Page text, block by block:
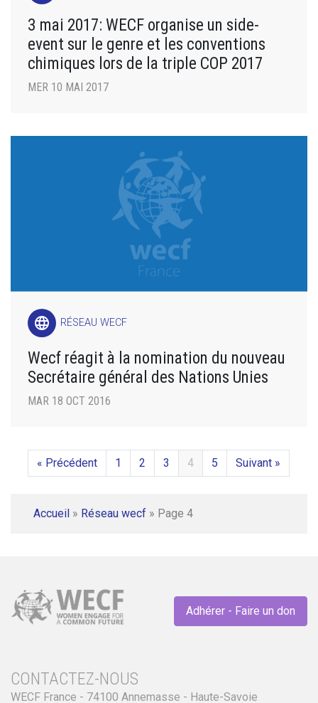
3 mai 2017: WECF organise un side-
event sur le genre et les conventions
chimiques lors de la triple COP 2017
MER 10 MAI 2017
language RÉSEAU WECF
Wecf réagit à la nomination du nouveau
Secrétaire général des Nations Unies
MAR 18 OCT 2016
« Précédent 1 2 3 4 5 Suivant »
Accueil » Réseau wecf » Page 4
Adhérer - Faire un don
CONTACTEZ-NOUS
WECF France - 74100 Annemasse - Haute-Savoie